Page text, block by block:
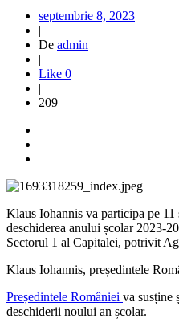
septembrie 8, 2023
|
De admin
|
Like 0
|
209
Klaus Iohannis va participa pe 11
deschiderea anului școlar 2023-
Sectorul 1 al Capitalei, potrivit
Klaus Iohannis, președintele
Președintele României va susține
deschiderii noului an școlar.